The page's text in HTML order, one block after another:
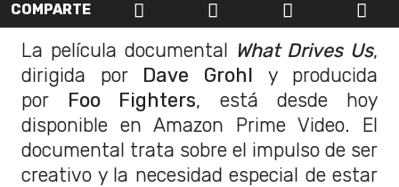
COMPARTE
La película documental What Drives Us,
dirigida por Dave Grohl y producida
por Foo Fighters, está desde hoy
disponible en Amazon Prime Video. El
documental trata sobre el impulso de ser
creativo y la necesidad especial de estar